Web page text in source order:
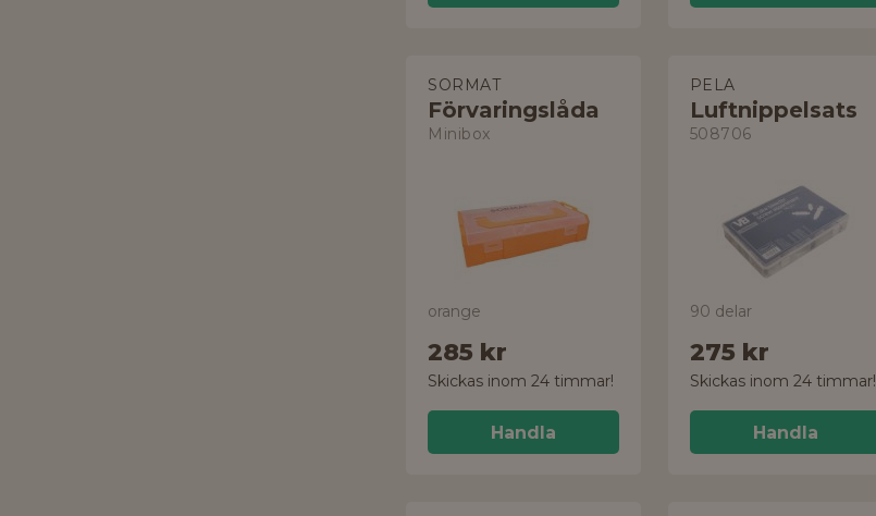
SORMAT
Förvaringslåda
Minibox
orange
285 kr
Skickas inom 24 timmar!
Handla
PELA
Luftnippelsats
508706
90 delar
275 kr
Skickas inom 24 timmar!
Handla